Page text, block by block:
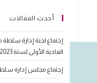
أحدث المقالات
إجتماع لجنة إدارة سلطة
العادية الأولى لسنة 2023
إجتماع مجلس إدارة